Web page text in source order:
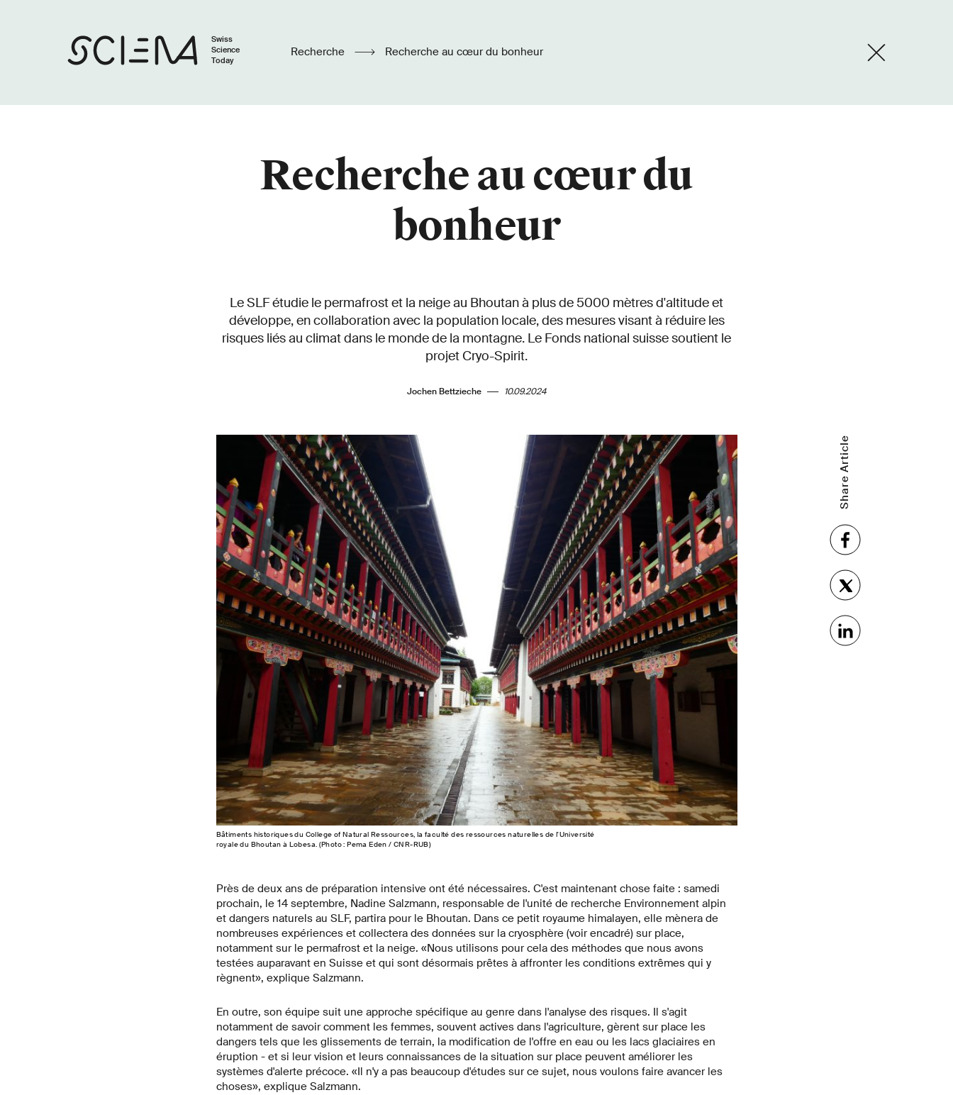
Swiss
Science
Today
Recherche Recherche au cœur du bonheur
Recherche au cœur du
bonheur
Le SLF étudie le permafrost et la neige au Bhoutan à plus de 5000 mètres d'altitude et
développe, en collaboration avec la population locale, des mesures visant à réduire les
risques liés au climat dans le monde de la montagne. Le Fonds national suisse soutient le
projet Cryo-Spirit.
Jochen Bettzieche 10.09.2024
Bâtiments historiques du College of Natural Ressources, la faculté des ressources naturelles de l'Université
royale du Bhoutan à Lobesa. (Photo : Pema Eden / CNR-RUB)
Share Article
Près de deux ans de préparation intensive ont été nécessaires. C'est maintenant chose faite : samedi
prochain, le 14 septembre, Nadine Salzmann, responsable de l'unité de recherche Environnement alpin
et dangers naturels au SLF, partira pour le Bhoutan. Dans ce petit royaume himalayen, elle mènera de
nombreuses expériences et collectera des données sur la cryosphère (voir encadré) sur place,
notamment sur le permafrost et la neige. «Nous utilisons pour cela des méthodes que nous avons
testées auparavant en Suisse et qui sont désormais prêtes à affronter les conditions extrêmes qui y
règnent», explique Salzmann.
En outre, son équipe suit une approche spécifique au genre dans l'analyse des risques. Il s'agit
notamment de savoir comment les femmes, souvent actives dans l'agriculture, gèrent sur place les
dangers tels que les glissements de terrain, la modification de l'offre en eau ou les lacs glaciaires en
éruption - et si leur vision et leurs connaissances de la situation sur place peuvent améliorer les
systèmes d'alerte précoce. «Il n'y a pas beaucoup d'études sur ce sujet, nous voulons faire avancer les
choses», explique Salzmann.